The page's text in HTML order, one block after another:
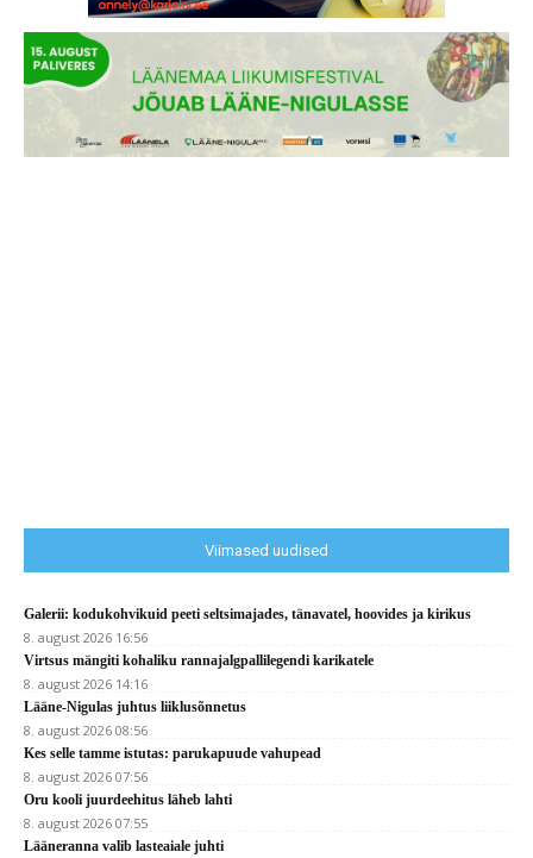
Viimased uudised
Galerii: kodukohvikuid peeti seltsimajades, tänavatel, hoovides ja kirikus
8. august 2026 16:56
Virtsus mängiti kohaliku rannajalgpallilegendi karikatele
8. august 2026 14:16
Lääne-Nigulas juhtus liiklusõnnetus
8. august 2026 08:56
Kes selle tamme istutas: parukapuude vahupead
8. august 2026 07:56
Oru kooli juurdeehitus läheb lahti
8. august 2026 07:55
Lääneranna valib lasteaiale juhti